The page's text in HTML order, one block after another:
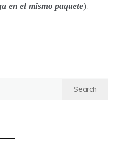
en el mismo paquete).